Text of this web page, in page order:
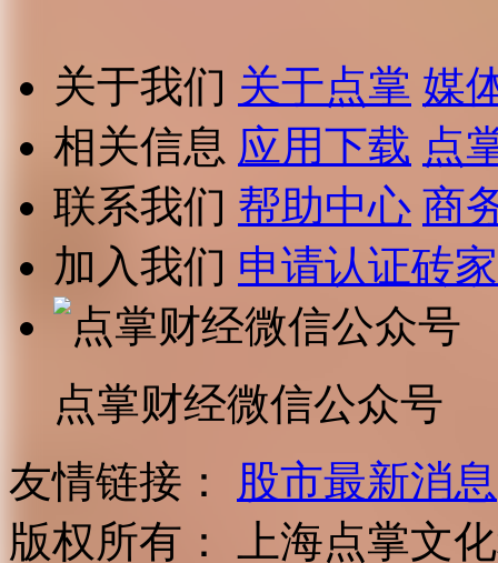
关于我们 关于点掌 媒
相关信息 应用下载 点
联系我们 帮助中心 商
加入我们 申请认证砖家
点掌财经微信公众号
友情链接：
股市最新消息
版权所有：
上海点掌文